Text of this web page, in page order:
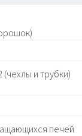
и трубки)
печей